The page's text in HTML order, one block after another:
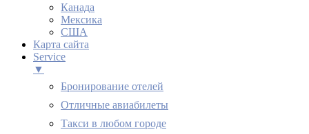
Канада
Мексика
США
Карта сайта
Service
▼
Бронирование отелей
Отличные авиабилеты
Такси в любом городе